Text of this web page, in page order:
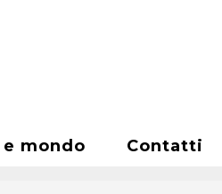
e mondo Contatti